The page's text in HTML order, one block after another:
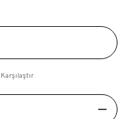
Karşılaştır